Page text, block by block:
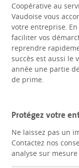
Coopérative au
Vaudoise vous
votre entreprise. En
faciliter vos
reprendre
succès est aussi le
année une partie
de prime.
Protégez votre
Ne laissez pas un
Contactez nos
analyse sur